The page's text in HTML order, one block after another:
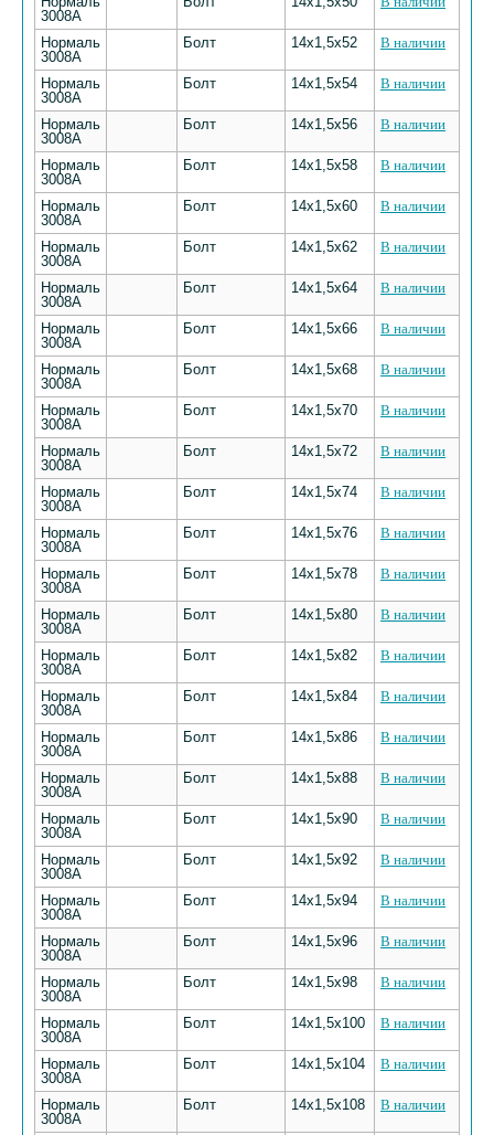
3008А
Нормаль
3008А
Болт 14х1,5х52 В наличии
Нормаль
3008А
Болт 14х1,5х54 В наличии
Нормаль
3008А
Болт 14х1,5х56 В наличии
Нормаль
3008А
Болт 14х1,5х58 В наличии
Нормаль
3008А
Болт 14х1,5х60 В наличии
Нормаль
3008А
Болт 14х1,5х62 В наличии
Нормаль
3008А
Болт 14х1,5х64 В наличии
Нормаль
3008А
Болт 14х1,5х66 В наличии
Нормаль
3008А
Болт 14х1,5х68 В наличии
Нормаль
3008А
Болт 14х1,5х70 В наличии
Нормаль
3008А
Болт 14х1,5х72 В наличии
Нормаль
3008А
Болт 14х1,5х74 В наличии
Нормаль
3008А
Болт 14х1,5х76 В наличии
Нормаль
3008А
Болт 14х1,5х78 В наличии
Нормаль
3008А
Болт 14х1,5х80 В наличии
Нормаль
3008А
Болт 14х1,5х82 В наличии
Нормаль
3008А
Болт 14х1,5х84 В наличии
Нормаль
3008А
Болт 14х1,5х86 В наличии
Нормаль
3008А
Болт 14х1,5х88 В наличии
Нормаль
3008А
Болт 14х1,5х90 В наличии
Нормаль
3008А
Болт 14х1,5х92 В наличии
Нормаль
3008А
Болт 14х1,5х94 В наличии
Нормаль
3008А
Болт 14х1,5х96 В наличии
Нормаль
3008А
Болт 14х1,5х98 В наличии
Нормаль
3008А
Болт 14х1,5х100 В наличии
Нормаль
3008А
Болт 14х1,5х104 В наличии
Нормаль
3008А
Болт 14х1,5х108 В наличии